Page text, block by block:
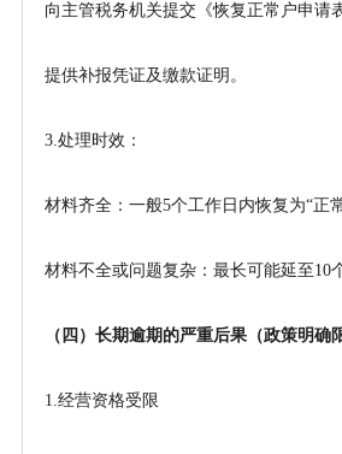
向主管税务机关提交《恢复正常户申请
提供补报凭证及缴款证明。
3.处理时效：
材料齐全：一般5个工作日内恢复为“正
材料不全或问题复杂：最长可能延至 10
（四）长期逾期的严重后果（政策明确
1.经营资格受限